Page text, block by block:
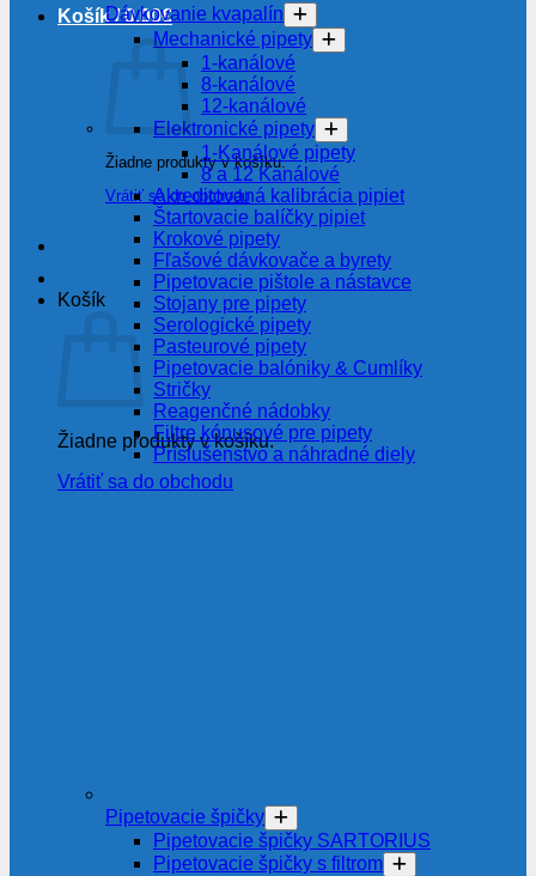
Košík /0.00€
Žiadne produkty v košíku.
Vrátiť sa do obchodu
Košík
Žiadne produkty v košíku.
Vrátiť sa do obchodu
Dávkovanie kvapalín
Mechanické pipety
1-kanálové
8-kanálové
12-kanálové
Elektronické pipety
1-Kanálové pipety
8 a 12 Kanálové
Akreditovaná kalibrácia pipiet
Štartovacie balíčky pipiet
Krokové pipety
Fľašové dávkovače a byrety
Pipetovacie pištole a nástavce
Stojany pre pipety
Serologické pipety
Pasteurové pipety
Pipetovacie balóniky & Cumlíky
Stričky
Reagenčné nádobky
Filtre kónusové pre pipety
Príslušenstvo a náhradné diely
Pipetovacie špičky
Pipetovacie špičky SARTORIUS
Pipetovacie špičky s filtrom